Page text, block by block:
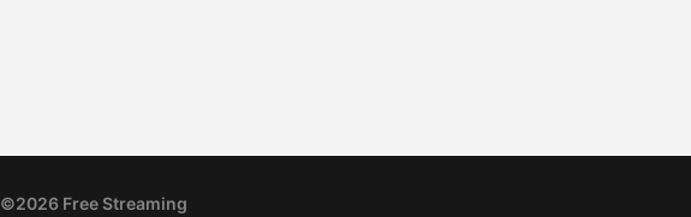
©2026 Free Streaming